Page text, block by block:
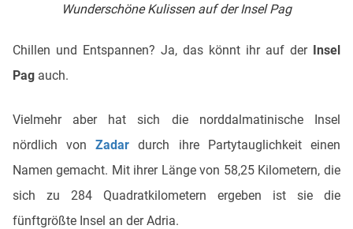
Wunderschöne Kulissen auf der Insel Pag
Chillen und Entspannen? Ja, das könnt ihr auf der Insel
Pag auch.
Vielmehr aber hat sich die norddalmatinische Insel
nördlich vonZadar durch ihre Partytauglichkeit einen
Namen gemacht. Mit ihrer Länge von 58,25 Kilometern, die
sich zu 284 Quadratkilometern ergeben ist sie die
fünftgrößte Insel an der Adria.